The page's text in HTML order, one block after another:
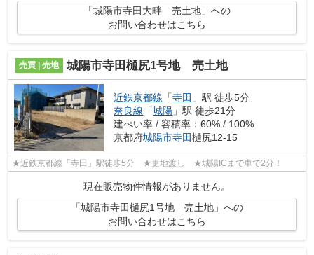
「城陽市寺田大畔 売土地」への
お問い合わせはこちら
売買 | 売地 城陽市寺田樋尻1号地 売土地
近鉄京都線 「寺田 」駅 徒歩5分
奈良線 「城陽 」駅 徒歩21分
建ぺい率 / 容積率：60% / 100%
京都府城陽市寺田樋尻12-15
★近鉄京都線「寺田」駅徒歩5分 ★更地渡し ★城陽ICまで車で2分！
現在販売物件情報がありません。
「城陽市寺田樋尻1号地 売土地」への
お問い合わせはこちら